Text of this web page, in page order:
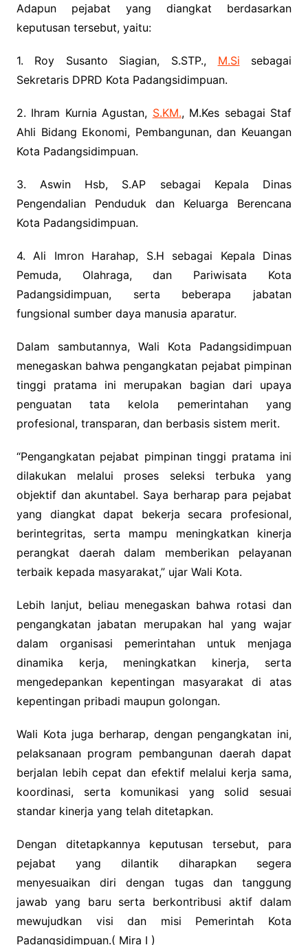
Adapun pejabat yang diangkat berdasarkan
keputusan tersebut, yaitu:
1. Roy Susanto Siagian, S.STP., M.Si sebagai
Sekretaris DPRD Kota Padangsidimpuan.
2. Ihram Kurnia Agustan, S.KM., M.Kes sebagai Staf
Ahli Bidang Ekonomi, Pembangunan, dan Keuangan
Kota Padangsidimpuan.
3. Aswin Hsb, S.AP sebagai Kepala Dinas
Pengendalian Penduduk dan Keluarga Berencana
Kota Padangsidimpuan.
4. Ali Imron Harahap, S.H sebagai Kepala Dinas
Pemuda, Olahraga, dan Pariwisata Kota
Padangsidimpuan, serta beberapa jabatan
fungsional sumber daya manusia aparatur.
Dalam sambutannya, Wali Kota Padangsidimpuan
menegaskan bahwa pengangkatan pejabat pimpinan
tinggi pratama ini merupakan bagian dari upaya
penguatan tata kelola pemerintahan yang
profesional, transparan, dan berbasis sistem merit.
“Pengangkatan pejabat pimpinan tinggi pratama ini
dilakukan melalui proses seleksi terbuka yang
objektif dan akuntabel. Saya berharap para pejabat
yang diangkat dapat bekerja secara profesional,
berintegritas, serta mampu meningkatkan kinerja
perangkat daerah dalam memberikan pelayanan
terbaik kepada masyarakat,” ujar Wali Kota.
Lebih lanjut, beliau menegaskan bahwa rotasi dan
pengangkatan jabatan merupakan hal yang wajar
dalam organisasi pemerintahan untuk menjaga
dinamika kerja, meningkatkan kinerja, serta
mengedepankan kepentingan masyarakat di atas
kepentingan pribadi maupun golongan.
Wali Kota juga berharap, dengan pengangkatan ini,
pelaksanaan program pembangunan daerah dapat
berjalan lebih cepat dan efektif melalui kerja sama,
koordinasi, serta komunikasi yang solid sesuai
standar kinerja yang telah ditetapkan.
Dengan ditetapkannya keputusan tersebut, para
pejabat yang dilantik diharapkan segera
menyesuaikan diri dengan tugas dan tanggung
jawab yang baru serta berkontribusi aktif dalam
mewujudkan visi dan misi Pemerintah Kota
Padangsidimpuan.( Mira I )